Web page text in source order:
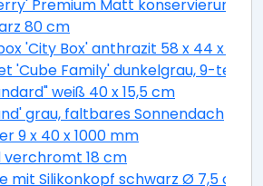
Premium Matt
80 cm
'City Box' anthrazit 58 x 44 x 55
'Cube Family' dunkelgrau, 9-teilig
weiß 40 x 15,5 cm
grau, faltbares Sonnendach
9 x 40 x 1000 mm
verchromt 18 cm
mit Silikonkopf schwarz Ø 7,5 cm